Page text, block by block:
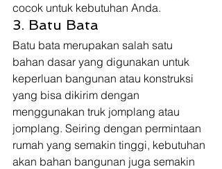
cocok untuk kebutuhan Anda.
3. Batu Bata
Batu bata merupakan salah satu
bahan dasar yang digunakan untuk
keperluan bangunan atau konstruksi
yang bisa dikirim dengan
menggunakan truk jomplang atau
jomplang. Seiring dengan permintaan
rumah yang semakin tinggi, kebutuhan
akan bahan bangunan juga semakin